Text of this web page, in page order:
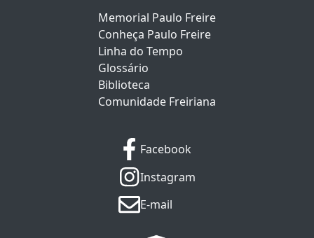
Memorial Paulo Freire
Conheça Paulo Freire
Linha do Tempo
Glossário
Biblioteca
Comunidade Freiriana
Facebook
Instagram
E-mail